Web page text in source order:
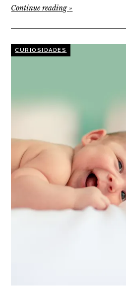
Continue reading»
CURIOSIDADES